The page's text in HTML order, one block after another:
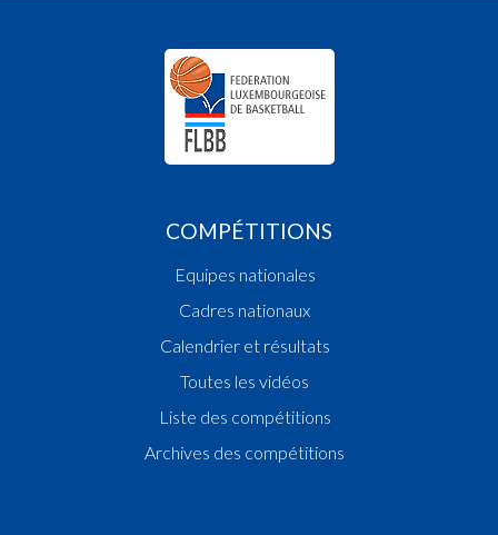
COMPÉTITIONS
Equipes nationales
Cadres nationaux
Calendrier et résultats
Toutes les vidéos
Liste des compétitions
Archives des compétitions